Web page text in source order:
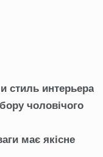
стиль интерьера
чоловічого
має якісне